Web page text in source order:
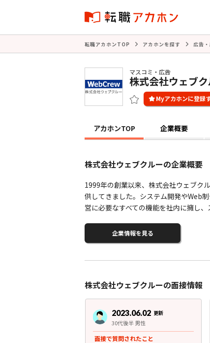
転職アカホンTOP アカホンを探す 広告
マスコミ・広告
株式会社ウェブ
アカホンTOP 企業概要
株式会社ウェブクルーの企業概要
1999年の創業以来、株式会社ウェブク
供してきました。システム開発やWeb
営に必要なすべての機能を社内に擁し
企業情報を見る
株式会社ウェブクルーの面接情報
2023.06.02 更新
30代後半 男性
面接で質問されたこと